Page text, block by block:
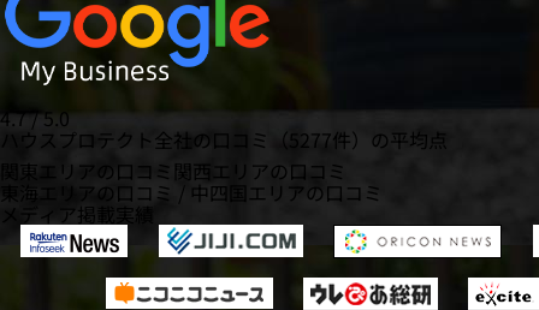
4.7 / 5.0
ハウスプロテクト全社の口コミ（5277件）の平均点
関東エリアの口コミ 関西エリアの口コミ
東海エリアの口コミ / 中四国エリアの口コミ
メディア掲載実績